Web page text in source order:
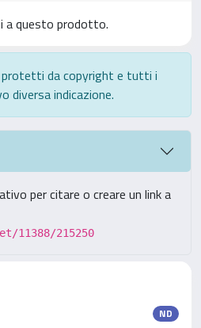
a questo prodotto.
protetti da copyright e tutti i
diversa indicazione.
per citare o creare un link a
11388/215250
ND